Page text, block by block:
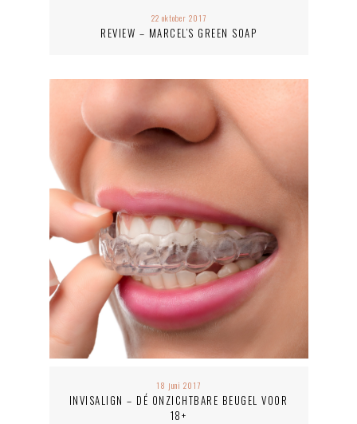
22 oktober 2017
REVIEW – MARCEL’S GREEN SOAP
18 juni 2017
INVISALIGN – DÉ ONZICHTBARE BEUGEL VOOR
18+